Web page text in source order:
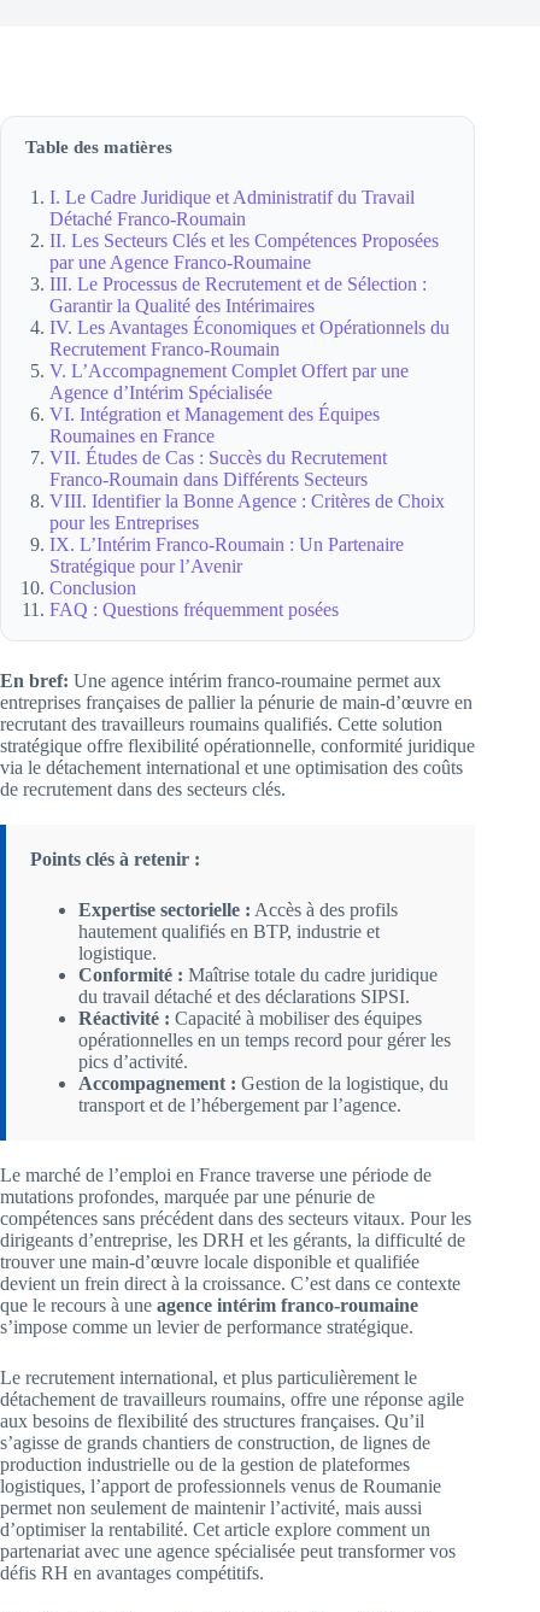
Table des matières
I. Le Cadre Juridique et Administratif du Travail
Détaché Franco-Roumain
II. Les Secteurs Clés et les Compétences Proposées
par une Agence Franco-Roumaine
III. Le Processus de Recrutement et de Sélection :
Garantir la Qualité des Intérimaires
IV. Les Avantages Économiques et Opérationnels du
Recrutement Franco-Roumain
V. L’Accompagnement Complet Offert par une
Agence d’Intérim Spécialisée
VI. Intégration et Management des Équipes
Roumaines en France
VII. Études de Cas : Succès du Recrutement
Franco-Roumain dans Différents Secteurs
VIII. Identifier la Bonne Agence : Critères de Choix
pour les Entreprises
IX. L’Intérim Franco-Roumain : Un Partenaire
Stratégique pour l’Avenir
Conclusion
FAQ : Questions fréquemment posées
En bref: Une agence intérim franco-roumaine permet aux
entreprises françaises de pallier la pénurie de main-d’œuvre en
recrutant des travailleurs roumains qualifiés. Cette solution
stratégique offre flexibilité opérationnelle, conformité juridique
via le détachement international et une optimisation des coûts
de recrutement dans des secteurs clés.
Points clés à retenir :
Expertise sectorielle : Accès à des profils
hautement qualifiés en BTP, industrie et
logistique.
Conformité : Maîtrise totale du cadre juridique
du travail détaché et des déclarations SIPSI.
Réactivité : Capacité à mobiliser des équipes
opérationnelles en un temps record pour gérer les
pics d’activité.
Accompagnement : Gestion de la logistique, du
transport et de l’hébergement par l’agence.
Le marché de l’emploi en France traverse une période de
mutations profondes, marquée par une pénurie de
compétences sans précédent dans des secteurs vitaux. Pour les
dirigeants d’entreprise, les DRH et les gérants, la difficulté de
trouver une main-d’œuvre locale disponible et qualifiée
devient un frein direct à la croissance. C’est dans ce contexte
que le recours à une agence intérim franco-roumaine
s’impose comme un levier de performance stratégique.
Le recrutement international, et plus particulièrement le
détachement de travailleurs roumains, offre une réponse agile
aux besoins de flexibilité des structures françaises. Qu’il
s’agisse de grands chantiers de construction, de lignes de
production industrielle ou de la gestion de plateformes
logistiques, l’apport de professionnels venus de Roumanie
permet non seulement de maintenir l’activité, mais aussi
d’optimiser la rentabilité. Cet article explore comment un
partenariat avec une agence spécialisée peut transformer vos
défis RH en avantages compétitifs.